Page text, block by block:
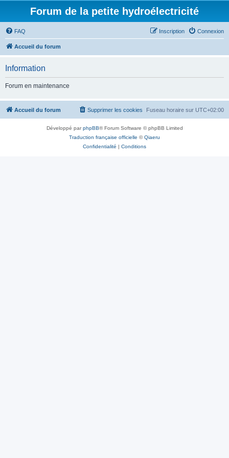
Forum de la petite hydroélectricité
FAQ Connexion
Inscription
Accueil du forum
Information
Forum en maintenance
Accueil du forum Fuseau horaire sur UTC+02:00
Supprimer les cookies
Développé parphpBB® Forum Software © phpBB Limited
Traduction française officielle ©Qiaeru
Confidentialité | Conditions